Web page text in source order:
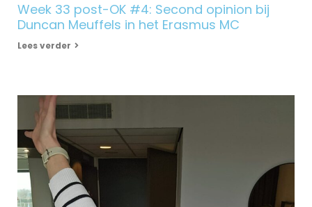
Week 33 post-OK #4: Second opinion bij
Duncan Meuffels in het Erasmus MC
Lees verder